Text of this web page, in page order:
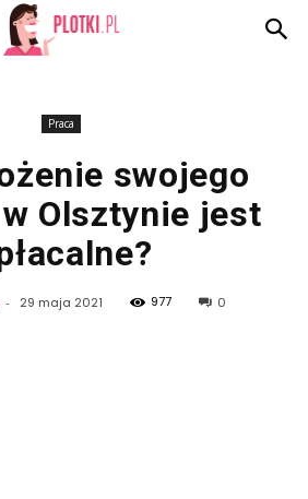
Praca
swojego
Olsztynie jest
- 29 maja 2021 977 0